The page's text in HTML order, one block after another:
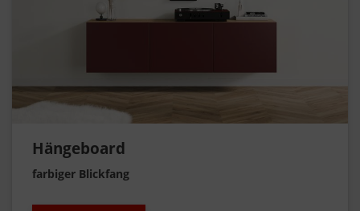
Hängeboard
farbiger Blickfang